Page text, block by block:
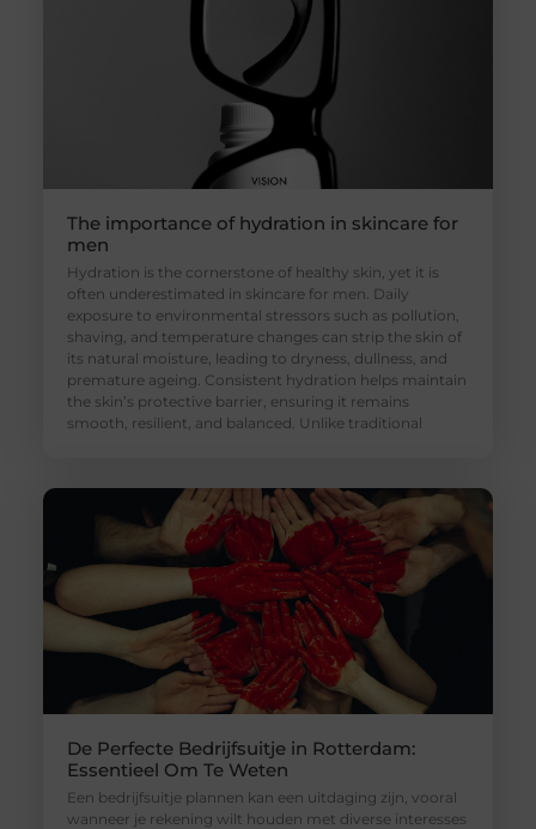
The importance of hydration in skincare for
men
Hydration is the cornerstone of healthy skin, yet it is
often underestimated in skincare for men. Daily
exposure to environmental stressors such as pollution,
shaving, and temperature changes can strip the skin of
its natural moisture, leading to dryness, dullness, and
premature ageing. Consistent hydration helps maintain
the skin’s protective barrier, ensuring it remains
smooth, resilient, and balanced. Unlike traditional
De Perfecte Bedrijfsuitje in Rotterdam:
Essentieel Om Te Weten
Een bedrijfsuitje plannen kan een uitdaging zijn, vooral
wanneer je rekening wilt houden met diverse interesses